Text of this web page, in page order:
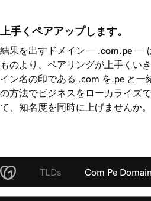
上手くペアアップします。
結果を出すドメイン— .com.pe —
ものより、ペアリングが上手くい
イン名の印である .com を.pe と一
の方法でビジネスをローカライズ
て、知名度を同時に上げませんか
TLDs Com Pe Domain